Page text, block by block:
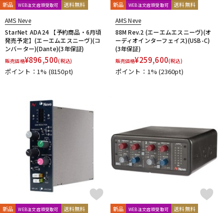
新品 WEB注文店頭受取可 送料無料
AMS Neve
StarNet ADA24 【予約商品・6月頃
発売予定】(エーエムエスニーヴ)(コ
ンバーター)(Dante)(3年保証)
販売価格¥896,500(税込)
ポイント：1% (8150pt)
新品 WEB注文店頭受取可 送料無料
AMS Neve
88M Rev.2 (エーエムエスニーヴ)(オ
ーディオインターフェイス)(USB-C)
(3年保証)
販売価格¥259,600(税込)
ポイント：1%(2360pt)
新品 WEB注文店頭受取可 送料無料 新品 WEB注文店頭受取可 送料無料